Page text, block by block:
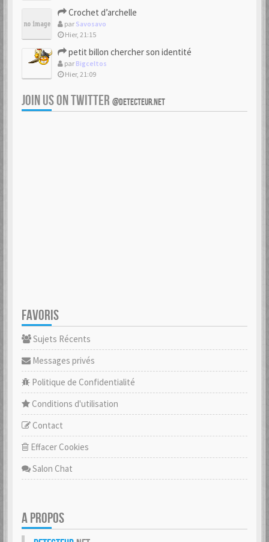
Crochet d’archelle
par Savosavo
Hier, 21:15
petit billon chercher son identité
par Bigceltos
Hier, 21:09
JOIN US ON TWITTER @DETECTEUR.NET
FAVORIS
Sujets Récents
Messages privés
Politique de Confidentialité
Conditions d'utilisation
Contact
Effacer Cookies
Salon Chat
A PROPOS